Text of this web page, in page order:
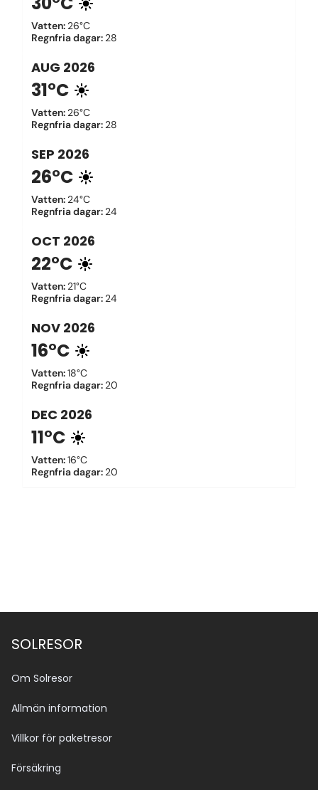
Vatten: 26°C
Regnfria dagar: 28
AUG 2026
31°C
Vatten: 26°C
Regnfria dagar: 28
SEP 2026
26°C
Vatten: 24°C
Regnfria dagar: 24
OCT 2026
22°C
Vatten: 21°C
Regnfria dagar: 24
NOV 2026
16°C
Vatten:18°C
Regnfria dagar: 20
DEC 2026
11°C
Vatten:16°C
Regnfria dagar: 20
SOLRESOR
Om Solresor
Allmän information
Villkor för paketresor
Försäkring